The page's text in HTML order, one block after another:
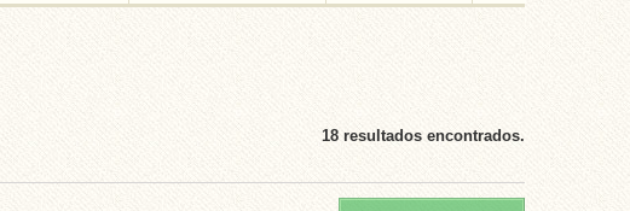
18 resultados encontrados.